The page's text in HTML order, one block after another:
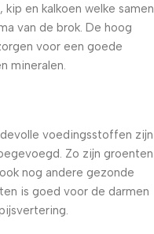
en kalkoen welke samen
van de brok. De hoog
voor een goede
mineralen.
voedingsstoffen zijn
Zo zijn groenten
nog andere gezonde
is goed voor de darmen